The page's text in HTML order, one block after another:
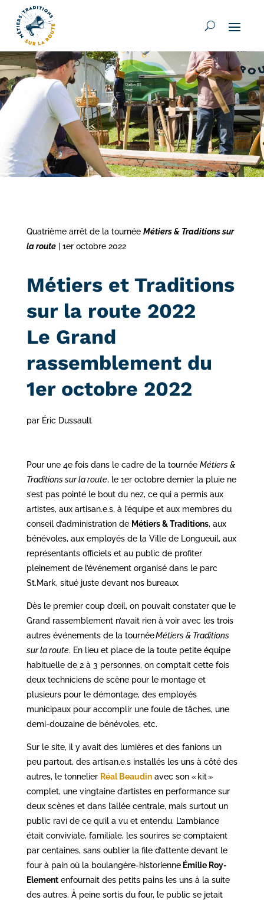
Quatrième arrêt de la tournée Métiers & Traditions sur
la route| 1er octobre 2022
Métiers et Traditions
sur la route 2022
Le Grand
rassemblement du
1er octobre 2022
par Éric Dussault
Pour une 4e fois dans le cadre de la tournée Métiers &
Traditions sur la route, le 1er octobre dernier la pluie ne
s’est pas pointé le bout du nez, ce qui a permis aux
artistes, aux artisan.e.s, à l’équipe et aux membres du
conseil d’administration de Métiers & Traditions, aux
bénévoles, aux employés de la Ville de Longueuil, aux
représentants officiels et au public de profiter
pleinement de l’événement organisé dans le parc
St.Mark, situé juste devant nos bureaux.
Dès le premier coup d’œil, on pouvait constater que le
Grand rassemblement n’avait rien à voir avec les trois
autres événements de la tournéeMétiers & Traditions
sur la route. En lieu et place de la toute petite équipe
habituelle de 2 à 3 personnes, on comptait cette fois
deux techniciens de scène pour le montage et
plusieurs pour le démontage, des employés
municipaux pour accomplir une foule de tâches, une
demi-douzaine de bénévoles, etc.
Sur le site, il y avait des lumières et des fanions un
peu partout, des artisan.e.s installés les uns à côté des
autres, le tonnelier Réal Beaudinavec son « kit »
complet, une vingtaine d’artistes en performance sur
deux scènes et dans l’allée centrale, mais surtout un
public ravi de ce qu’il a vu et entendu. L’ambiance
était conviviale, familiale, les sourires se comptaient
par centaines, sans oublier la file d’attente devant le
four à pain où la boulangère-historienneÉmilie Roy-
Elementenfournait des petits pains les uns à la suite
des autres. À peine sortis du four, le public se jetait